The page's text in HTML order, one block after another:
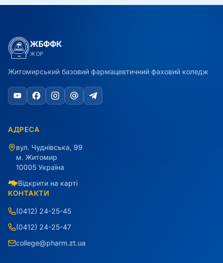
ЖБФФК
ЖОР
Житомирський базовий фармацевтичний фаховий коледж
АДРЕСА
вул. Чуднівська, 99
м. Житомир
10005 Україна
Відкрити на карті
КОНТАКТИ
(0412) 24-25-45
(0412) 24-25-47
college@pharm.zt.ua